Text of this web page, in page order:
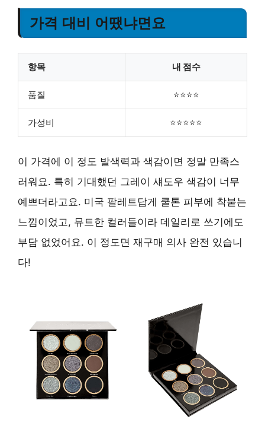
가격 대비 어땠냐면요
항목 내 점수
품질 ⭐⭐⭐⭐
가성비 ⭐⭐⭐⭐⭐
이 가격에 이 정도 발색력과 색감이면 정말 만족스
러워요. 특히 기대했던 그레이 섀도우 색감이 너무
예쁘더라고요. 미국 팔레트답게 쿨톤 피부에 착붙는
느낌이었고, 뮤트한 컬러들이라 데일리로 쓰기에도
부담 없었어요. 이 정도면 재구매 의사 완전 있습니
다!